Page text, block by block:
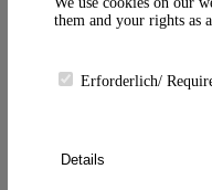
Suche schließen
them and your rights as
Erforderlich/
Details